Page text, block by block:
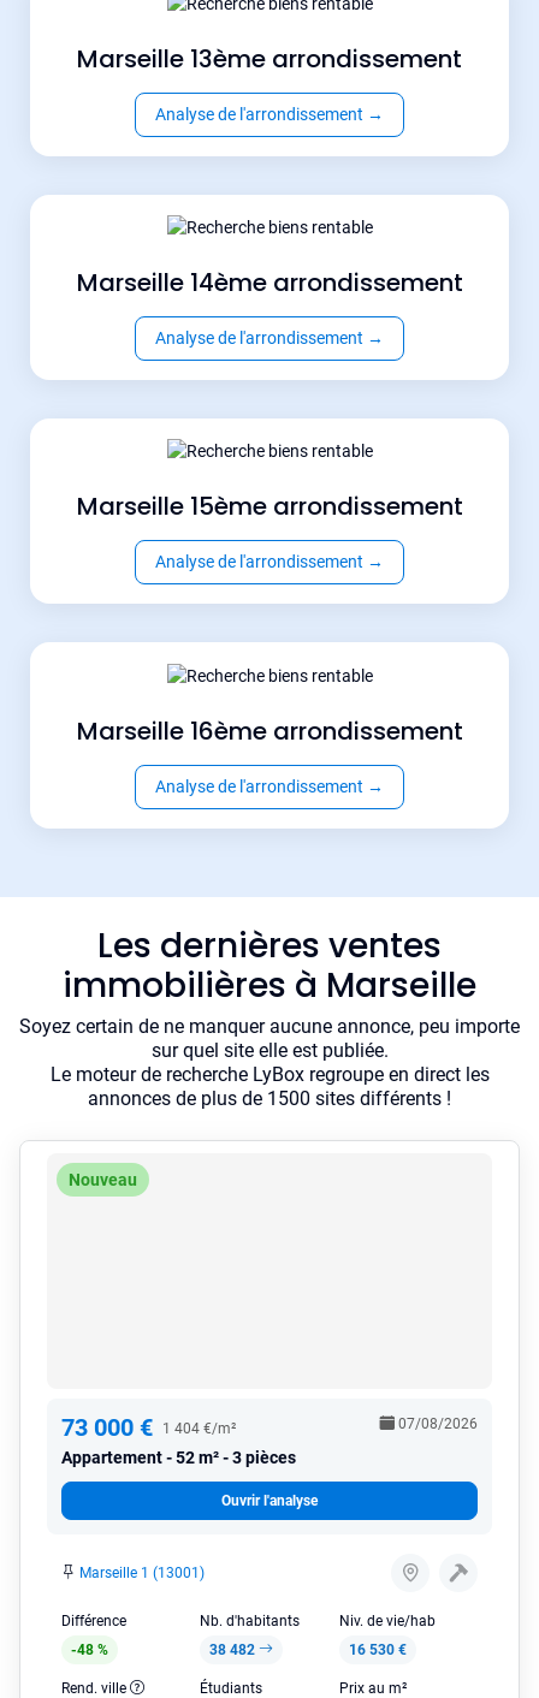
Marseille 13ème arrondissement
Analyse de l'arrondissement →
Marseille 14ème arrondissement
Analyse de l'arrondissement →
Marseille 15ème arrondissement
Analyse de l'arrondissement →
Marseille 16ème arrondissement
Analyse de l'arrondissement →
Les dernières ventes
immobilières à Marseille
Soyez certain de ne manquer aucune annonce, peu importe
sur quel site elle est publiée.
Le moteur de recherche LyBox regroupe en direct les
annonces de plus de 1500 sites différents !
Nouveau
73 000 € 1 404 €/m²
Appartement 52 m² - 3 pièces
07/08/2026
Ouvrir l'analyse
Marseille 1 (13001)
Différence
-48 %
Nb. d'habitants
38 482
Niv. de vie/hab
16 530 €
Rend. ville
Étudiants
Prix au m²